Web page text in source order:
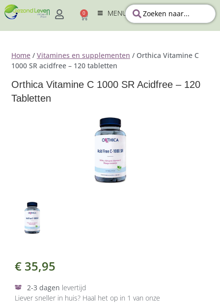
0 MENU
Home/ Vitamines en supplementen / Orthica Vitamine C
1000 SR acidfree – 120 tabletten
Orthica Vitamine C 1000 SR Acidfree – 120
Tabletten
€ 35,95
2-3 dagen levertijd
Liever sneller in huis? Haal het op in 1 van onze